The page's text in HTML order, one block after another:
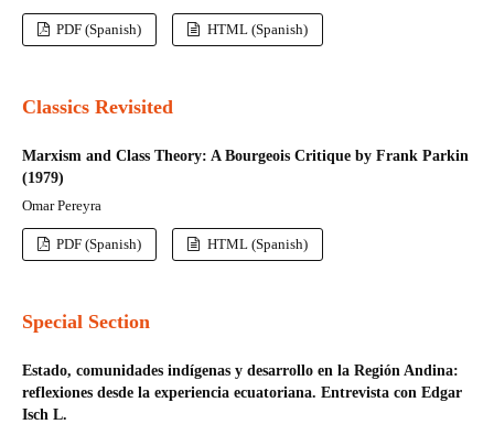
PDF (Spanish) HTML (Spanish)
Classics Revisited
Marxism and Class Theory: A Bourgeois Critique by Frank Parkin
(1979)
Omar Pereyra
PDF (Spanish) HTML (Spanish)
Special Section
Estado, comunidades indígenas y desarrollo en la Región Andina:
reflexiones desde la experiencia ecuatoriana. Entrevista con Edgar
Isch L.